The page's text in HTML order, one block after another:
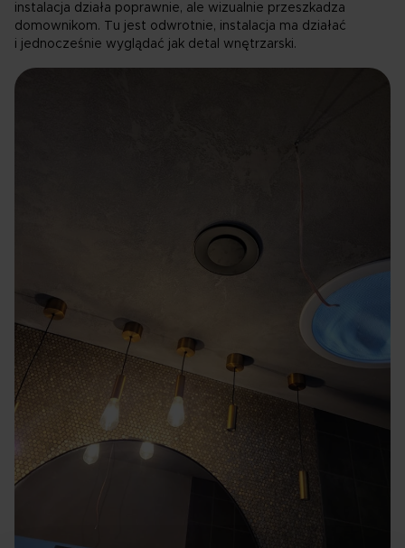
instalacja działa poprawnie, ale wizualnie przeszkadza
domownikom. Tu jest odwrotnie, instalacja ma działać
i jednocześnie wyglądać jak detal wnętrzarski.